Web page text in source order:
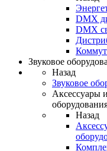
DMX
DMX
Звуковое
Назад
Звуковое
Аксессуары
Назад